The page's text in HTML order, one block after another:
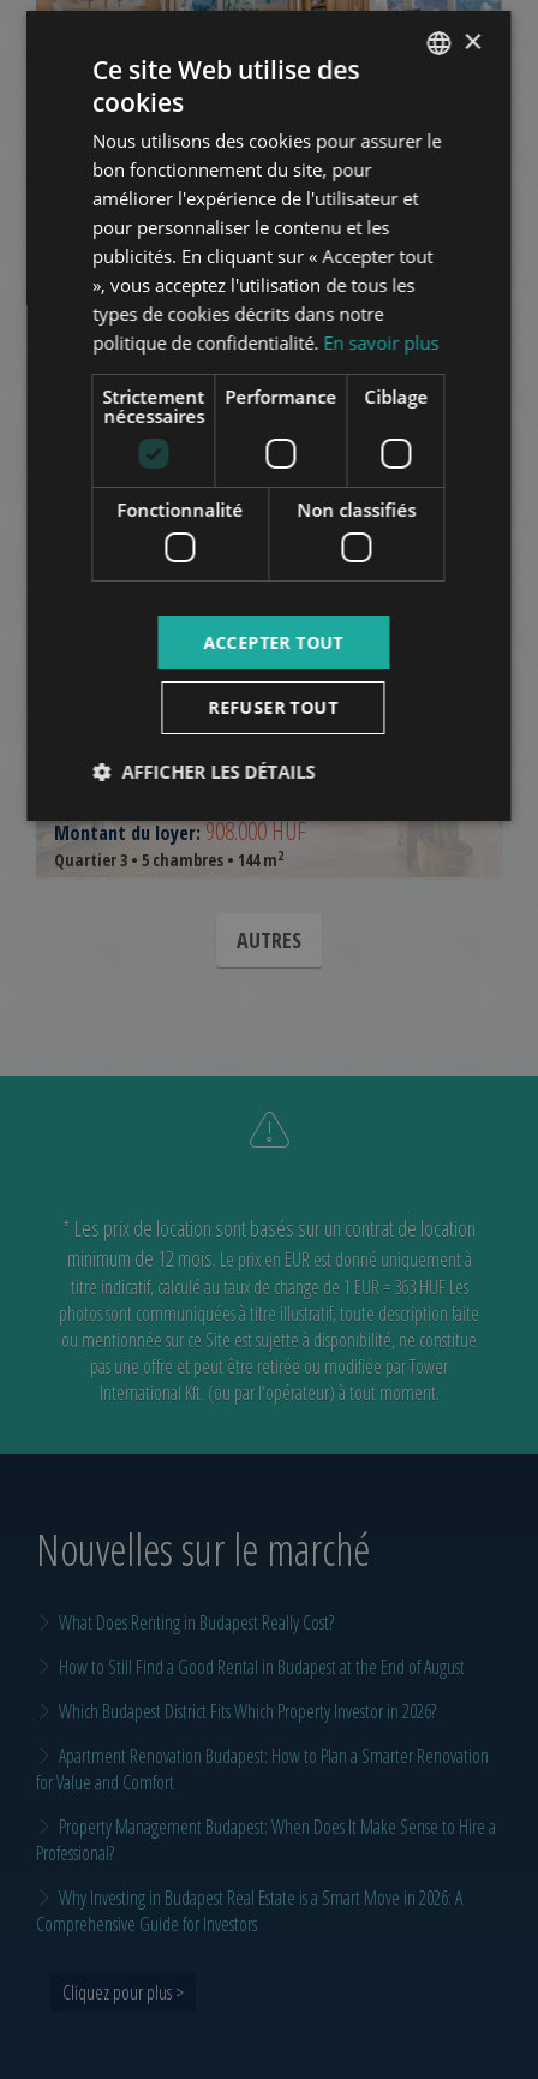
TESTVÉRHEGY
Montant du loyer:
Quartier 3 • 6 chambres • 290 m2
AJOUTER À LA LISTE
REMETEHEGYI ÚT
Montant du loyer:
436.000 HUF
Quartier 3 • 2 chambres • 90 m
AJOUTER À LA LISTE
ÓBUDA
Montant du loyer: 908.000 HUF
Quartier 3 • 5 chambres • 144 m2
AUTRES
* Les prix de location sont basés sur un contrat de location
minimum de 12 mois. Le prix en EUR est donné uniquement à
titre indicatif, calculé au taux de change de 1 EUR = 363 HUFLes
photos sont communiquées à titre illustratif, toute description faite
ou mentionnée sur ce Site est sujette à disponibilité,ne constitue
pas une offre et peut être retirée ou modifiée par Tower
International Kft. (ou par l'opérateur) à tout moment.
Nouvelles sur le marché
What Does Renting in Budapest Really Cost?
How to Still Find a Good Rental in Budapest at the End of August
Which Budapest District Fits Which Property Investor in 2026?
Apartment Renovation Budapest: How to Plan a Smarter Renovation
for Value and Comfort
Property Management Budapest: When Does It Make Sense to Hire a
Professional?
Why Investing in Budapest Real Estate is a Smart Move in 2026: A
Comprehensive Guide for Investors
Cliquez pour plus >
HUNGARIAN
FRENCH
ITALIAN
RUSSIAN
ARABIC
×
Ce site Web utilise des
cookies
Nous utilisons des cookies pour assurer le
bon fonctionnement du site, pour
améliorer l'expérience de l'utilisateur et
pour personnaliser le contenu et les
publicités. En cliquant sur « Accepter tout
», vous acceptez l'utilisation de tous les
types de cookies décrits dans notre
politique de confidentialité. En savoir plus
Strictement
nécessaires
Performance Ciblage
Fonctionnalité Non classifiés
ACCEPTER TOUT
REFUSER TOUT
AFFICHER LES DÉTAILS